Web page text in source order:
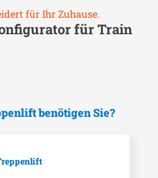
für Ihr Zuhause.
fürTrain
benötigen Sie?